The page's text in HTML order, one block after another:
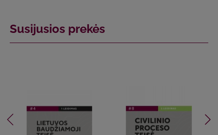
Susijusios prekės